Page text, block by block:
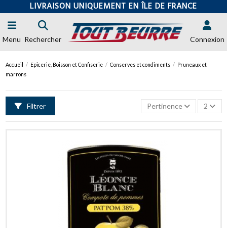
LIVRAISON UNIQUEMENT EN ÎLE DE FRANCE
Menu Rechercher Connexion
Accueil Epicerie, Boisson et Confiserie Conserves et condiments
Pruneaux et
marrons
Filtrer Pertinence 2